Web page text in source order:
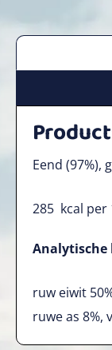
Eend (97%),
285 kcal per
Analytische
ruw eiwit
ruwe as 8%,